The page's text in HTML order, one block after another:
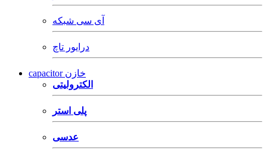
آی سی شبکه
درایور تاچ
capacitor خازن
الکترولیتی
پلی استر
عدسی